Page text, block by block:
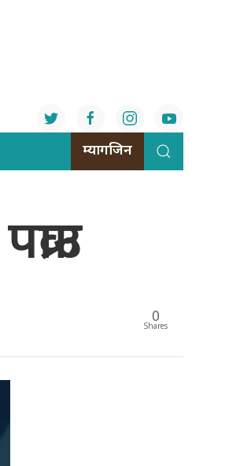
म्यागजिन
0
Shares